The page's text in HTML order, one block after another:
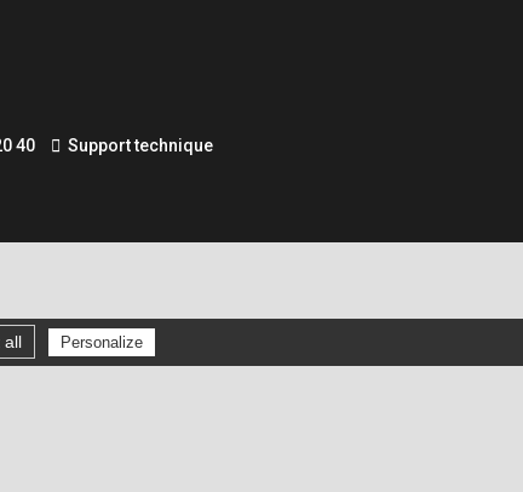
40
Support technique
all Personalize